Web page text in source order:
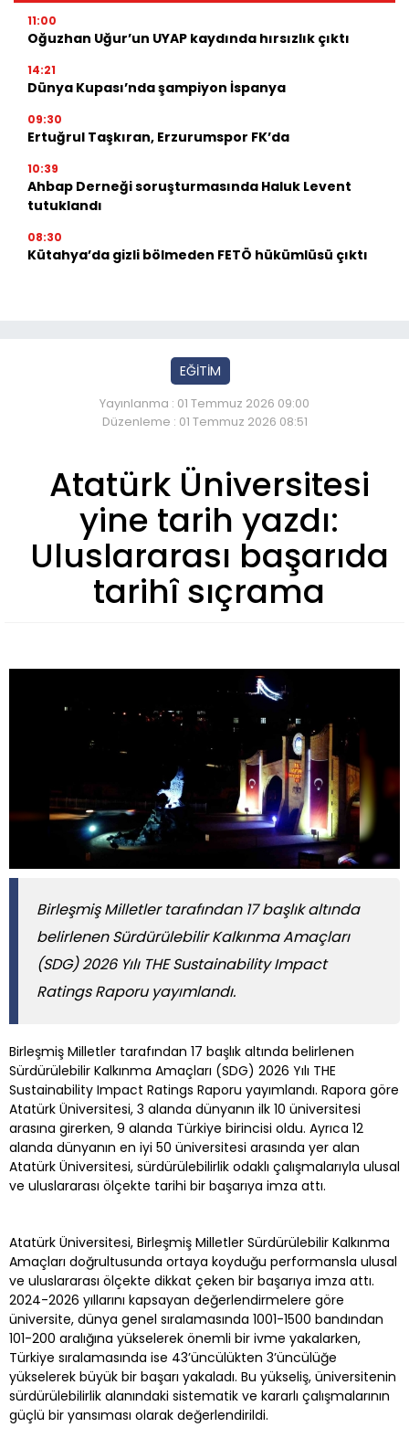
11:00
Oğuzhan Uğur’un UYAP kaydında hırsızlık çıktı
14:21
Dünya Kupası’nda şampiyon İspanya
09:30
Ertuğrul Taşkıran, Erzurumspor FK’da
10:39
Ahbap Derneği soruşturmasında Haluk Levent
tutuklandı
08:30
Kütahya’da gizli bölmeden FETÖ hükümlüsü çıktı
EĞİTİM
Yayınlanma : 01 Temmuz 2026 09:00
Düzenleme : 01 Temmuz 2026 08:51
Atatürk Üniversitesi
yine tarih yazdı:
Uluslararası başarıda
tarihî sıçrama
Birleşmiş Milletler tarafından 17 başlık altında
belirlenen Sürdürülebilir Kalkınma Amaçları
(SDG) 2026 Yılı THE Sustainability Impact
Ratings Raporu yayımlandı.
Birleşmiş Milletler tarafından 17 başlık altında belirlenen
Sürdürülebilir Kalkınma Amaçları (SDG) 2026 Yılı THE
Sustainability Impact Ratings Raporu yayımlandı. Rapora göre
Atatürk Üniversitesi, 3 alanda dünyanın ilk 10 üniversitesi
arasına girerken, 9 alanda Türkiye birincisi oldu. Ayrıca 12
alanda dünyanın en iyi 50 üniversitesi arasında yer alan
Atatürk Üniversitesi, sürdürülebilirlik odaklı çalışmalarıyla ulusal
ve uluslararası ölçekte tarihi bir başarıya imza attı.
Atatürk Üniversitesi, Birleşmiş Milletler Sürdürülebilir Kalkınma
Amaçları doğrultusunda ortaya koyduğu performansla ulusal
ve uluslararası ölçekte dikkat çeken bir başarıya imza attı.
2024-2026 yıllarını kapsayan değerlendirmelere göre
üniversite, dünya genel sıralamasında 1001-1500 bandından
101-200 aralığına yükselerek önemli bir ivme yakalarken,
Türkiye sıralamasında ise 43’üncülükten 3’üncülüğe
yükselerek büyük bir başarı yakaladı. Bu yükseliş, üniversitenin
sürdürülebilirlik alanındaki sistematik ve kararlı çalışmalarının
güçlü bir yansıması olarak değerlendirildi.